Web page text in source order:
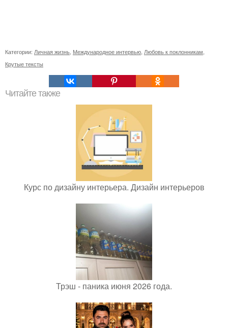
Категории: Личная жизнь Международное интервью Любовь к поклонникам
Крутые тексты
Читайте также
Курс по дизайну интерьера. Дизайн интерьеров
Трэш - паника июня 2026 года.